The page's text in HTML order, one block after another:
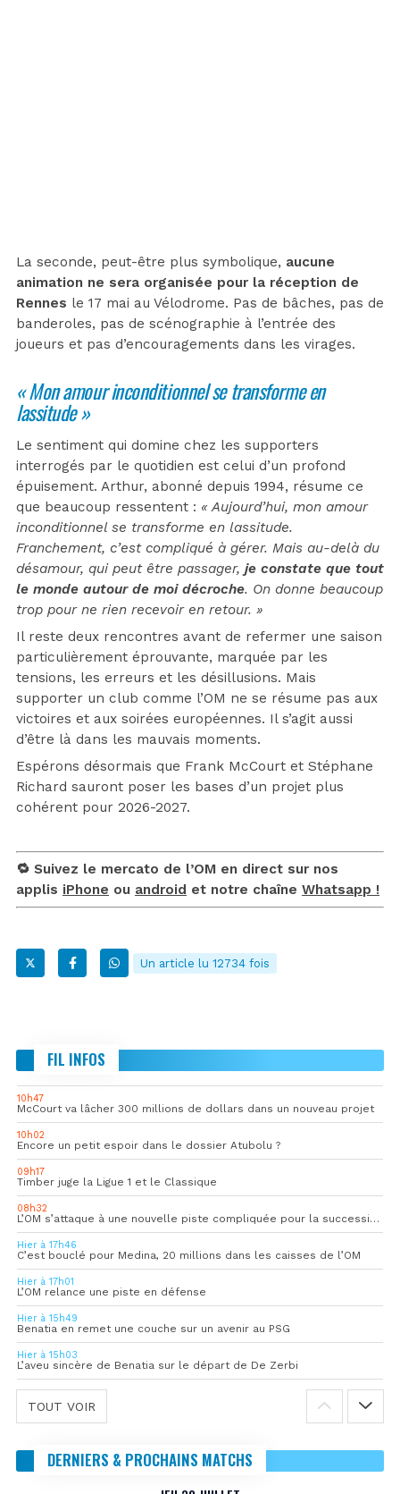
La seconde, peut-être plus symbolique, aucune
animation ne sera organisée pour la réception de
Rennes le 17 mai au Vélodrome. Pas de bâches, pas de
banderoles, pas de scénographie à l’entrée des
joueurs et pas d’encouragements dans les virages.
« Mon amour inconditionnel se transforme en
lassitude »
Le sentiment qui domine chez les supporters
interrogés par le quotidien est celui d’un profond
épuisement. Arthur, abonné depuis 1994, résume ce
que beaucoup ressentent : « Aujourd’hui, mon amour
inconditionnel se transforme en lassitude.
Franchement, c’est compliqué à gérer. Mais au-delà du
désamour, qui peut être passager, je constate que tout
le monde autour de moi décroche. On donne beaucoup
trop pour ne rien recevoir en retour. »
Il reste deux rencontres avant de refermer une saison
particulièrement éprouvante, marquée par les
tensions, les erreurs et les désillusions. Mais
supporter un club comme l’OM ne se résume pas aux
victoires et aux soirées européennes. Il s’agit aussi
d’être là dans les mauvais moments.
Espérons désormais que Frank McCourt et Stéphane
Richard sauront poser les bases d’un projet plus
cohérent pour 2026-2027.
🔁 Suivez le mercato de l’OM en direct sur nos
applis iPhone ou android et notre chaîne Whatsapp !
Un article lu 12734 fois
FIL INFOS
10h47
McCourt va lâcher 300 millions de dollars dans un nouveau projet
10h02
Encore un petit espoir dans le dossier Atubolu ?
09h17
Timber juge la Ligue 1 et le Classique
08h32
L’OM s’attaque à une nouvelle piste compliquée pour la succession de Rulli
Hier à 17h46
C’est bouclé pour Medina, 20 millions dans les caisses de l’OM
Hier à 17h01
L’OM relance une piste en défense
Hier à 15h49
Benatia en remet une couche sur un avenir au PSG
Hier à 15h03
L’aveu sincère de Benatia sur le départ de De Zerbi
TOUT VOIR
DERNIERS & PROCHAINS MATCHS